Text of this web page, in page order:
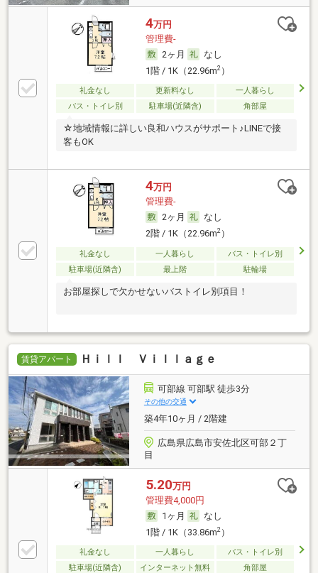
4万円
管理費-
2ヶ月
なし
1階 / 1K（22.96m2）
礼金なし 更新料なし
一人暮らし
バス・トイレ別
駐車場(近隣含) 角部屋
☆地域情報に詳しい良和ハウスがサポート♪LINEで接
客もOK
4万円
管理費-
2ヶ月
なし
2階 / 1K（22.96m2）
礼金なし 一人暮らし
バス・トイレ別
駐車場(近隣含)
最上階 駐輪場
お部屋探しで欠かせないバストイレ別項目！
賃貸アパート Ｈｉｌｌ Ｖｉｌｌａｇｅ
可部線 可部駅 徒歩3分
その他の交通
築4年10ヶ月 / 2階建
広島県広島市安佐北区可部２丁
目
5.20万円
管理費4,000円
1ヶ月
なし
1階 / 1K（33.86m2）
礼金なし 一人暮らし
バス・トイレ別
駐車場(近隣含)
インターネット無料 角部屋